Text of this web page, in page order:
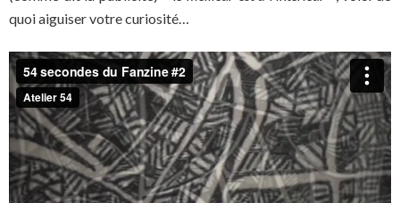
quoi aiguiser votre curiosité…